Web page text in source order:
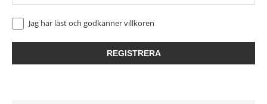
Jag har läst och godkännervillkoren